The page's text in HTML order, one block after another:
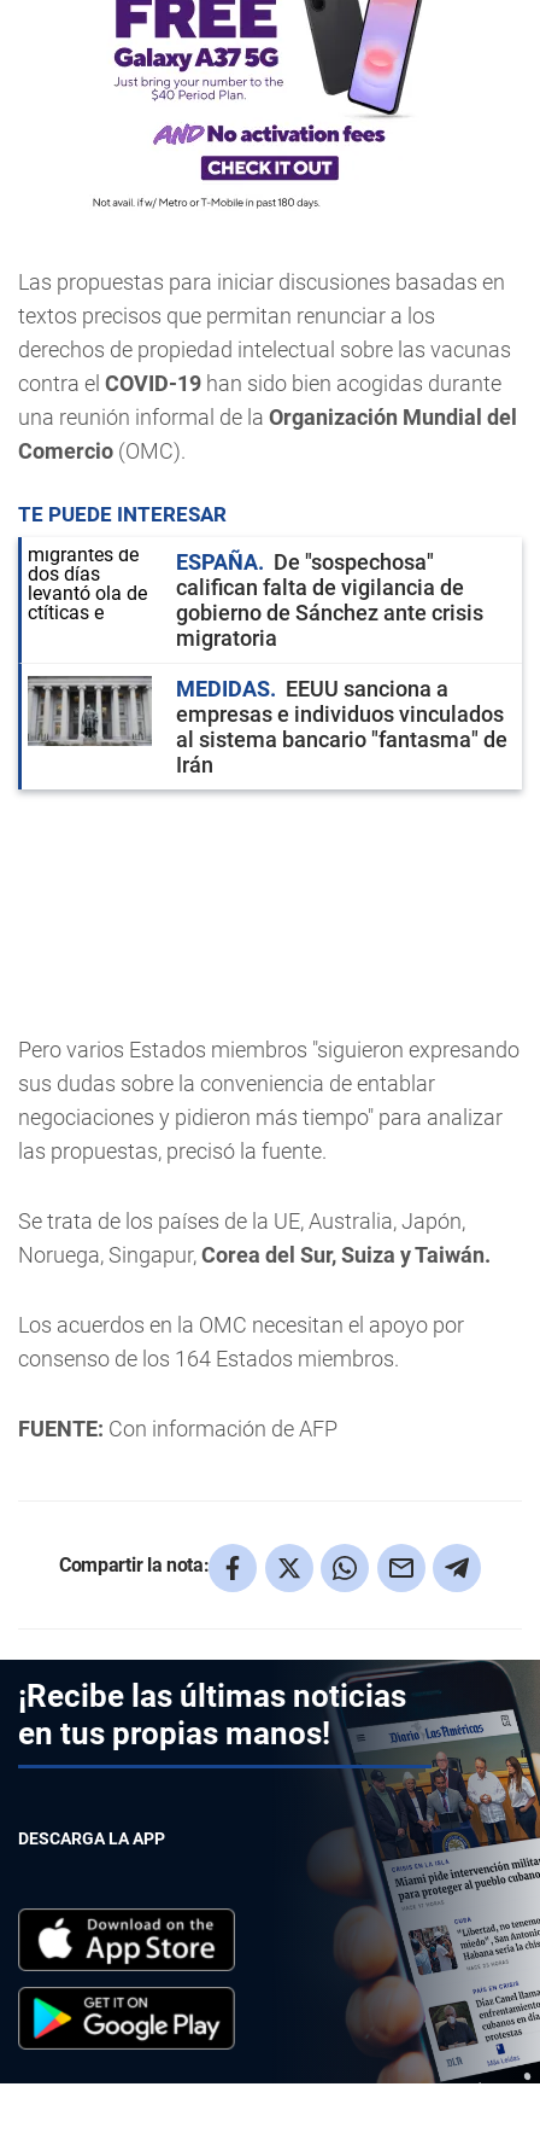
Las propuestas para iniciar discusiones basadas en
textos precisos que permitan renunciar a los
derechos de propiedad intelectual sobre las vacunas
contra el COVID-19 han sido bien acogidas durante
una reunión informal de la Organización Mundial del
Comercio (OMC).
TE PUEDE INTERESAR
ESPAÑA
De "sospechosa"
califican falta de vigilancia de
gobierno de Sánchez ante crisis
migratoria
MEDIDAS
EEUU sanciona a
empresas e individuos vinculados
al sistema bancario "fantasma" de
Irán
Pero varios Estados miembros "siguieron expresando
sus dudas sobre la conveniencia de entablar
negociaciones y pidieron más tiempo" para analizar
las propuestas, precisó la fuente.
Se trata de los países de la UE, Australia, Japón,
Noruega, Singapur,Corea del Sur, Suiza y Taiwán.
Los acuerdos en la OMC necesitan el apoyo por
consenso de los 164 Estados miembros.
FUENTE: Con información de AFP
Compartir la nota:
¡Recibe las últimas noticias
en tus propias manos!
DESCARGA LA APP